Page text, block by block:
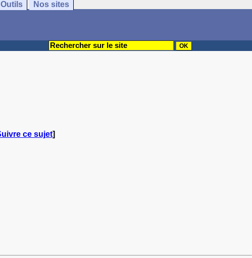
Outils Nos sites
ce sujet]